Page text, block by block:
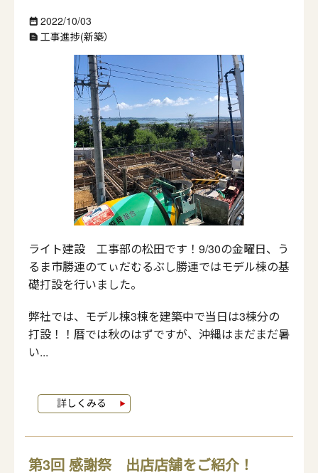
date_range 2022/10/03
text_snippet 工事進捗(新築）
ライト建設 工事部の松田です！9/30の金曜日、う
るま市勝連のてぃだむるぶし勝連ではモデル棟の基
礎打設を行いました。
弊社では、モデル棟3棟を建築中で当日は3棟分の
打設！！暦では秋のはずですが、沖縄はまだまだ暑
い...
第3回 感謝祭 出店店舗をご紹介！